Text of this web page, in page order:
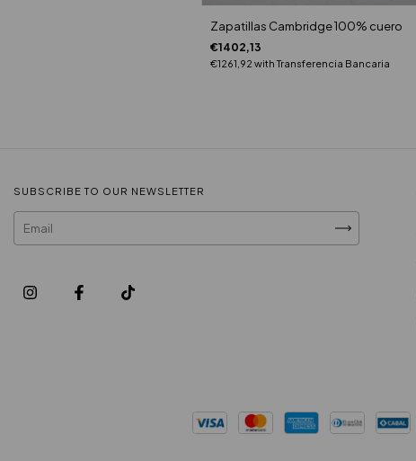
Zapatillas Cambridge 100% cuero
€1402,13
€1261,92 with Transferencia Bancaria
SUBSCRIBE TO OUR NEWSLETTER